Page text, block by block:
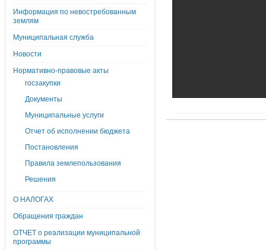
Информация по невостребованным
землям
Муниципальная служба
Новости
Нормативно-правовые акты
госзакупки
Документы
Муниципальные услуги
Отчет об исполнении бюджета
Постановления
Правила землепользования
Решения
О НАЛОГАХ
Обращения граждан
ОТЧЕТ о реализации муниципальной
программы